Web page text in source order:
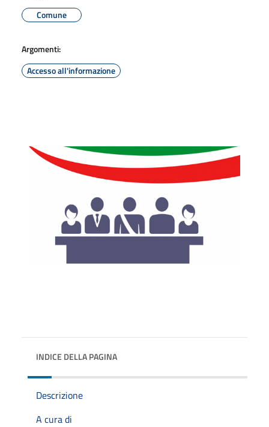
Comune
Argomenti:
Accesso all'informazione
INDICE DELLA PAGINA
Descrizione
A cura di